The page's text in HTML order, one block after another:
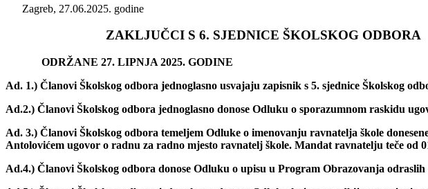
Zagreb, 27.06.2025. godine
ZAKLJUČCI S 6. SJEDNICE ŠKOLSKOG ODBORA
ODRŽANE 27. LIPNJA 2025. GODINE
Ad. 1.) Članovi Školskog odbora jednoglasno usvajaju zapisnik s 5. sjednice Školskog
Ad.2.) Članovi Školskog odbora jednoglasno donose Odluku o sporazumnom raskidu
Ad. 3.) Članovi Školskog odbora temeljem Odluke o imenovanju ravnatelja škole
Antolovićem ugovor o radnu za radno mjesto ravnatelj škole. Mandat ravnatelju teče od
Ad.4.) Članovi Školskog odbora donose Odluku o upisu u Program Obrazovanja odraslih